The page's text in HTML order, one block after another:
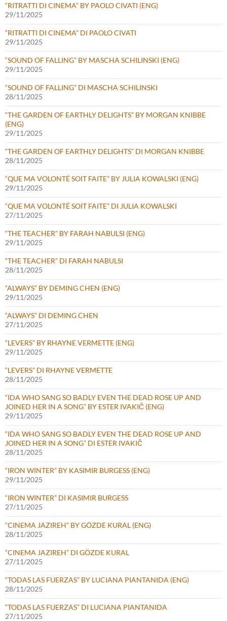
“RITRATTI DI CINEMA” BY PAOLO CIVATI (ENG)
29/11/2025
“RITRATTI DI CINEMA” DI PAOLO CIVATI
29/11/2025
“SOUND OF FALLING” BY MASCHA SCHILINSKI (ENG)
29/11/2025
“SOUND OF FALLING” DI MASCHA SCHILINSKI
28/11/2025
“THE GARDEN OF EARTHLY DELIGHTS” BY MORGAN KNIBBE
(ENG)
29/11/2025
“THE GARDEN OF EARTHLY DELIGHTS” DI MORGAN KNIBBE
28/11/2025
“QUE MA VOLONTÉ SOIT FAITE” BY JULIA KOWALSKI (ENG)
29/11/2025
“QUE MA VOLONTÉ SOIT FAITE” DI JULIA KOWALSKI
27/11/2025
“THE TEACHER” BY FARAH NABULSI (ENG)
29/11/2025
“THE TEACHER” DI FARAH NABULSI
28/11/2025
“ALWAYS” BY DEMING CHEN (ENG)
29/11/2025
“ALWAYS” DI DEMING CHEN
27/11/2025
“LEVERS” BY RHAYNE VERMETTE (ENG)
29/11/2025
“LEVERS” DI RHAYNE VERMETTE
28/11/2025
“IDA WHO SANG SO BADLY EVEN THE DEAD ROSE UP AND
JOINED HER IN A SONG” BY ESTER IVAKIČ (ENG)
29/11/2025
“IDA WHO SANG SO BADLY EVEN THE DEAD ROSE UP AND
JOINED HER IN A SONG” DI ESTER IVAKIČ
28/11/2025
“IRON WINTER” BY KASIMIR BURGESS (ENG)
29/11/2025
“IRON WINTER” DI KASIMIR BURGESS
27/11/2025
“CINEMA JAZIREH” BY GÖZDE KURAL (ENG)
28/11/2025
“CINEMA JAZIREH” DI GÖZDE KURAL
27/11/2025
“TODAS LAS FUERZAS” BY LUCIANA PIANTANIDA (ENG)
28/11/2025
“TODAS LAS FUERZAS” DI LUCIANA PIANTANIDA
27/11/2025